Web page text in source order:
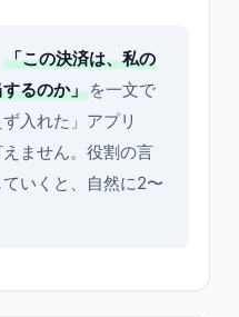
「この決済は、私の
るのか」 を一文で
入れた」アプリ
ません。役割の言
いくと、自然に2〜